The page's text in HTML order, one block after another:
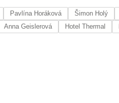
Pavlína Horáková Šimon Holý
Anna Geislerová Hotel Thermal